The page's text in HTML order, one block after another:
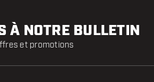
À NOTRE BULLETIN
et promotions